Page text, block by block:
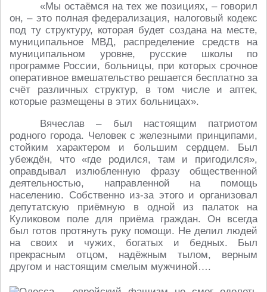
«Мы остаёмся на тех же позициях, – говорил
он, – это полная федерализация, налоговый кодекс
под ту структуру, которая будет создана на месте,
муниципальное МВД, распределение средств на
муниципальном уровне, русские школы по
программе России, больницы, при которых срочное
оперативное вмешательство решается бесплатно за
счёт различных структур, в том числе и аптек,
которые размещены в этих больницах».
Вячеслав – был настоящим патриотом
родного города. Человек с железными принципами,
стойким характером и большим сердцем. Был
убеждён, что «где родился, там и пригодился»,
оправдывал излюбленную фразу общественной
деятельностью, направленной на помощь
населению. Собственно из-за этого и организовал
депутатскую приёмную в одной из палаток на
Куликовом поле для приёма граждан. Он всегда
был готов протянуть руку помощи. Не делил людей
на своих и чужих, богатых и бедных. Был
прекрасным отцом, надёжным тылом, верным
другом и настоящим смелым мужчиной….